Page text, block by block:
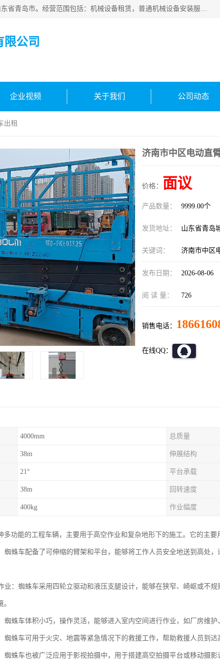
青岛高晟工程机械租赁有限公司成立于2015年，注册地位于山东省青岛市。经营范围包括：机械设备租赁，普通机械设备安装服务，电子、机械设备维护，专用设备修理，通用设备修理，机械设备销售，环境保护专用设备销售，建筑材料销售，专业保洁、清洗、消毒服务，劳动保护用品销售，信息技术咨询服务，汽车拖车、求援、清障服务，物业管理；工程管理服务，货物进出口，技术进出口，汽车销售，新能源汽车整车销售等。
公司
企业视频 关于我们 公司动态
出租
济南市中区电动直
价格： 面议
产品数量： 9999.00个
发货地址： 山东省青岛
关键词： 济南市中区
发布日期： 2026-08-06
阅 读 量： 726
销售电话：
在线QQ：
4000mm 总质量
38m 伸展结构
21° 平台承载
38m 回转速度
400kg 作业幅度
多功能的工程车辆，主要用于高空作业和复杂地形下的施工。它的主要
蜘蛛车配备了可伸缩的臂架和平台，能够将工作人员安全地送到高处
业：蜘蛛车采用四轮立驱动和液压支腿设计，能够在狭窄、崎岖或不
蜘蛛车体积小巧，操作灵活，能够进入室内空间进行作业，如厂房维
蜘蛛车可用于火灾、地震等紧急情况下的救援工作，帮助救援人员到
蜘蛛车也被广泛应用于影视拍摄中，用于搭建高空拍摄平台或移动摄影